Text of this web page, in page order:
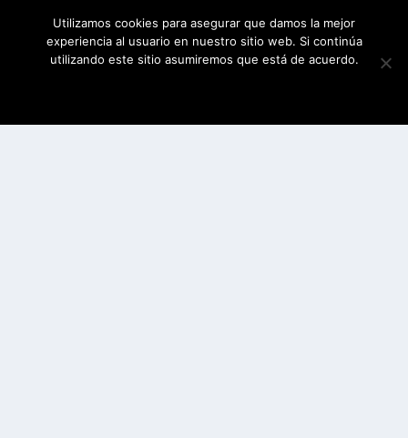
Utilizamos cookies para asegurar que damos la mejor
experiencia al usuario en nuestro sitio web. Si continúa
utilizando este sitio asumiremos que está de acuerdo.